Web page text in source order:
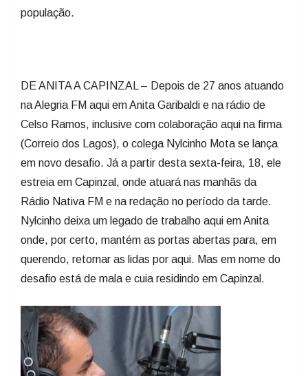
população.
DE ANITA A CAPINZAL – Depois de 27 anos atuando
na Alegria FM aqui em Anita Garibaldi e na rádio de
Celso Ramos, inclusive com colaboração aqui na firma
(Correio dos Lagos), o colega Nylcinho Mota se lança
em novo desafio. Já a partir desta sexta-feira, 18, ele
estreia em Capinzal, onde atuará nas manhãs da
Rádio Nativa FM e na redação no período da tarde.
Nylcinho deixa um legado de trabalho aqui em Anita
onde, por certo, mantém as portas abertas para, em
querendo, retornar as lidas por aqui. Mas em nome do
desafio está de mala e cuia residindo em Capinzal.